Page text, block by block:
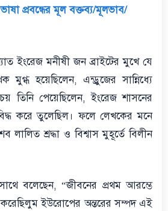
ভাষা প্রবন্ধের মূল বক্তব্য/মূলভাব/
ইংরেজ মনীষী জন ব্রাইটের মুখে যে
মুগ্ধ হয়েছিলেন, এন্ড্রুজের সান্নিধ্যে
তিনি পেয়েছিলেন, ইংরেজ শাসনের
করে তুলেছিল। ফলে লেখকের মনে
লালিত শ্রদ্ধা ও বিশ্বাস মুহূর্তে বিলীন
বলেছেন, “জীবনের প্রথম আরম্ভে
করেছিলুম ইউরোপের অন্তরের সম্পদ এই